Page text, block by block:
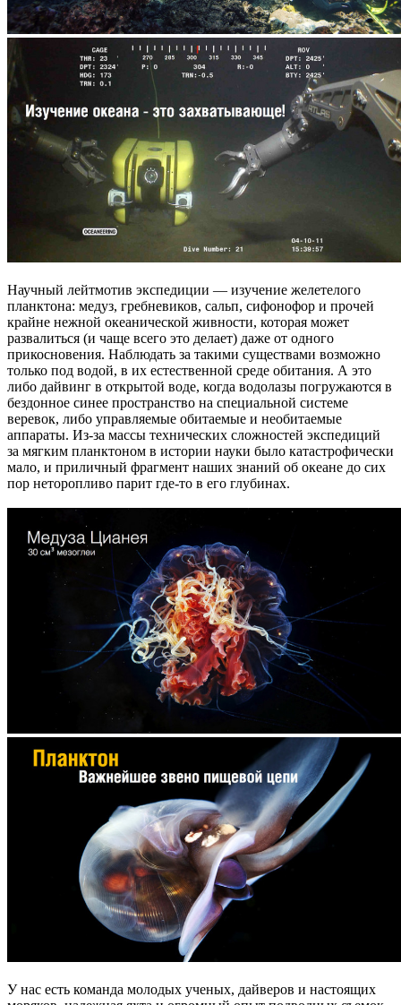
Научный лейтмотив экспедиции — изучение желетелого
планктона: медуз, гребневиков, сальп, сифонофор и прочей
крайне нежной океанической живности, которая может
развалиться (и чаще всего это делает) даже от одного
прикосновения. Наблюдать за такими существами возможно
только под водой, в их естественной среде обитания. А это
либо дайвинг в открытой воде, когда водолазы погружаются в
бездонное синее пространство на специальной системе
веревок, либо управляемые обитаемые и необитаемые
аппараты. Из-за массы технических сложностей экспедиций
за мягким планктоном в истории науки было катастрофически
мало, и приличный фрагмент наших знаний об океане до сих
пор неторопливо парит где-то в его глубинах.
У нас есть команда молодых ученых, дайверов и настоящих